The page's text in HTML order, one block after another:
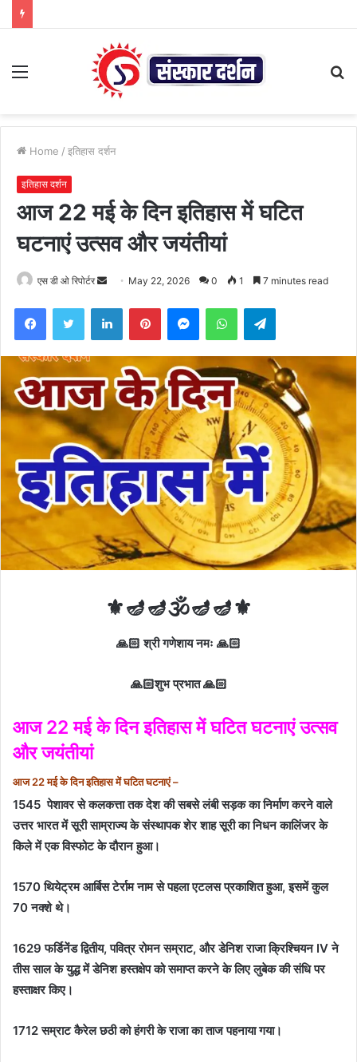
Menu
Home / इतिहास दर्शन
इतिहास दर्शन
आज 22 मई के दिन इतिहास में घटित
घटनाएं उत्सव और जयंतीयां
एस डी ओ रिपोर्टर
Send May 22, 2026 0 1 7 minutes read
FacebookTwitter LinkedInPinterestMessengerWhatsAppTelegram
⚜️🪔🪔🕉️🪔🪔⚜️
🙏🏻 श्री गणेशाय नमः 🙏🏻
🙏🏻शुभ प्रभात 🙏🏻
आज 22 मई के दिन इतिहास में घटित घटनाएं उत्सव
और जयंतीयां
आज 22 मई के दिन इतिहास में घटित घटनाएं –
1545 पेशावर से कलकत्ता तक देश की सबसे लंबी सड़क का निर्माण करने वाले
उत्तर भारत में सूरी साम्राज्य के संस्थापक शेर शाह सूरी का निधन कालिंजर के
किले में एक विस्फोट के दौरान हुआ।
1570 थियेट्रम आर्बिस टेर्राम नाम से पहला एटलस प्रकाशित हुआ, इसमें कुल
70 नक्शे थे।
1629 फर्डिनेंड द्वितीय, पवित्र रोमन सम्राट, और डेनिश राजा क्रिश्चियन IV ने
तीस साल के युद्ध में डेनिश हस्तक्षेप को समाप्त करने के लिए लुबेक की संधि पर
हस्ताक्षर किए।
1712 सम्राट कैरेल छठी को हंगरी के राजा का ताज पहनाया गया।